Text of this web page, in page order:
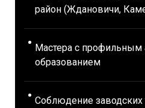
район (Ждановичи,
Мастера с профильным
образованием
Соблюдение заводских